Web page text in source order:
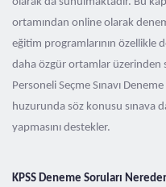
ortamından online olarak
eğitim programlarının özellikle
daha özgür ortamlar üzerinden
Personeli Seçme Sınavı
huzurunda söz konusu sınava
yapmasını destekler.
KPSS Deneme Soruları